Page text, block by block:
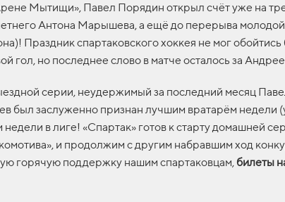
Мытищи», Павел Порядин открыл счёт уже на
Антона Марышева, а ещё до перерыва молодой
Праздник спартаковского хоккея не мог
гол, но последнее слово в матче осталось за
серии, неудержимый за последний месяц
был заслуженно признан лучшим вратарём недели
в лиге! «Спартак» готов к старту домашней
и продолжим с другим набравшим ход
горячую поддержку нашим спартаковцам, билеты